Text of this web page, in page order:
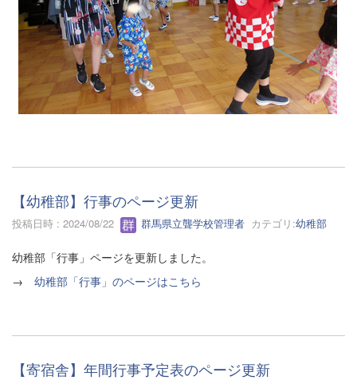
【幼稚部】行事のページ更新
投稿日時 : 2024/08/22 群馬県立聾学校管理者 カテゴリ:幼稚部
幼稚部「行事」ページを更新しました。
→ 幼稚部「行事」のページはこちら
【寄宿舎】年間行事予定表のページ更新